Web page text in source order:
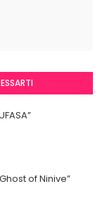
of Ninive”